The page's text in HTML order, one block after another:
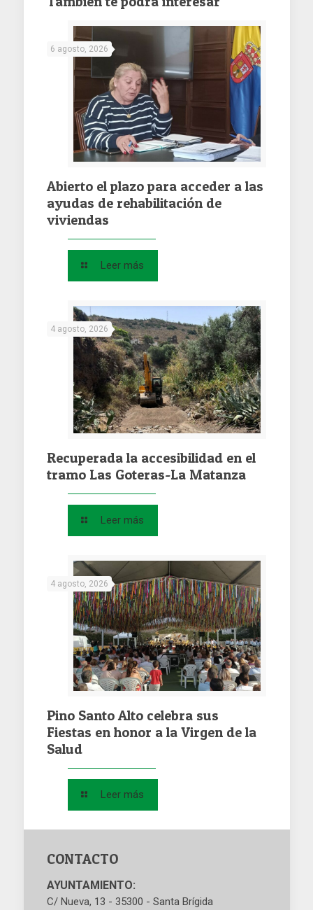
6 agosto, 2026
Abierto el plazo para acceder a las
ayudas de rehabilitación de
viviendas
Leer más
4 agosto, 2026
Recuperada la accesibilidad en el
tramo Las Goteras-La Matanza
Leer más
4 agosto, 2026
Pino Santo Alto celebra sus
Fiestas en honor a la Virgen de la
Salud
Leer más
CONTACTO
AYUNTAMIENTO:
C/ Nueva, 13 - 35300 - Santa Brígida